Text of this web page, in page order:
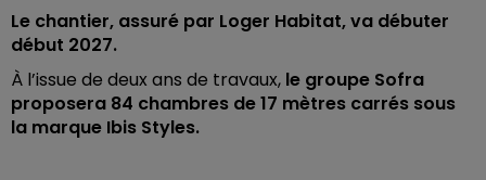
Le chantier, assuré par Loger Habitat, va débuter
début 2027.
À l’issue de deux ans de travaux, le groupe Sofra
proposera 84 chambres de 17 mètres carrés sous
la marque Ibis Styles.